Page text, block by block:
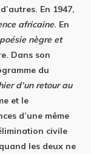
En 1947,
africaine. En
nègre et
Dans son
du
d’un retour au
et le
d’une même
civile
les deux ne